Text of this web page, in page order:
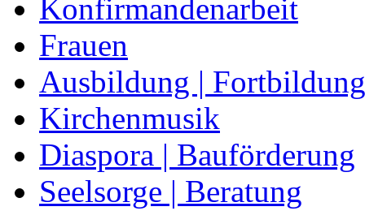
Konfirmandenarbeit
Frauen
Ausbildung | Fortbildung
Kirchenmusik
Diaspora | Bauförderung
Seelsorge | Beratung